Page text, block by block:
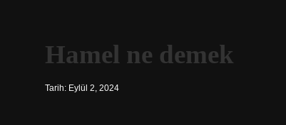
Hamel ne demek
Tarih: Eylül 2, 2024